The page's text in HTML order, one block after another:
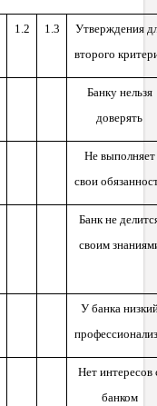
1.2 1.3
Утверждения
второго
Банку нельзя
доверять
Не выполняет
свои
Банк не
своим
У банка
Нет интересов
банком